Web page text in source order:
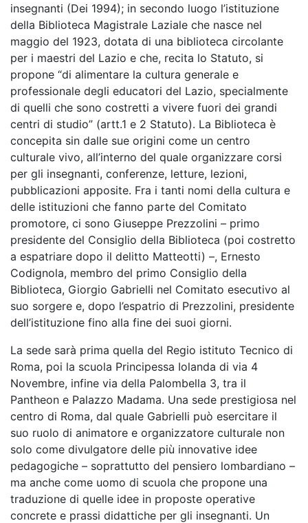
insegnanti (Dei 1994); in secondo luogo l’istituzione
della Biblioteca Magistrale Laziale che nasce nel
maggio del 1923, dotata di una biblioteca circolante
per i maestri del Lazio e che, recita lo Statuto, si
propone “di alimentare la cultura generale e
professionale degli educatori del Lazio, specialmente
di quelli che sono costretti a vivere fuori dei grandi
centri di studio” (artt.1 e 2 Statuto). La Biblioteca è
concepita sin dalle sue origini come un centro
culturale vivo, all’interno del quale organizzare corsi
per gli insegnanti, conferenze, letture, lezioni,
pubblicazioni apposite. Fra i tanti nomi della cultura e
delle istituzioni che fanno parte del Comitato
promotore, ci sono Giuseppe Prezzolini – primo
presidente del Consiglio della Biblioteca (poi costretto
a espatriare dopo il delitto Matteotti) –, Ernesto
Codignola, membro del primo Consiglio della
Biblioteca, Giorgio Gabrielli nel Comitato esecutivo al
suo sorgere e, dopo l’espatrio di Prezzolini, presidente
dell’istituzione fino alla fine dei suoi giorni.
La sede sarà prima quella del Regio istituto Tecnico di
Roma, poi la scuola Principessa Iolanda di via 4
Novembre, infine via della Palombella 3, tra il
Pantheon e Palazzo Madama. Una sede prestigiosa nel
centro di Roma, dal quale Gabrielli può esercitare il
suo ruolo di animatore e organizzatore culturale non
solo come divulgatore delle più innovative idee
pedagogiche – soprattutto del pensiero lombardiano –
ma anche come uomo di scuola che propone una
traduzione di quelle idee in proposte operative
concrete e prassi didattiche per gli insegnanti. Un